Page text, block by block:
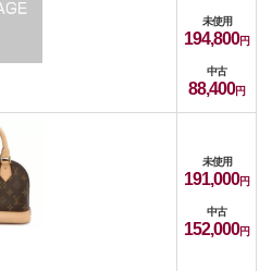
未使用
194,800
中古
88,400
未使用
191,000
中古
152,000